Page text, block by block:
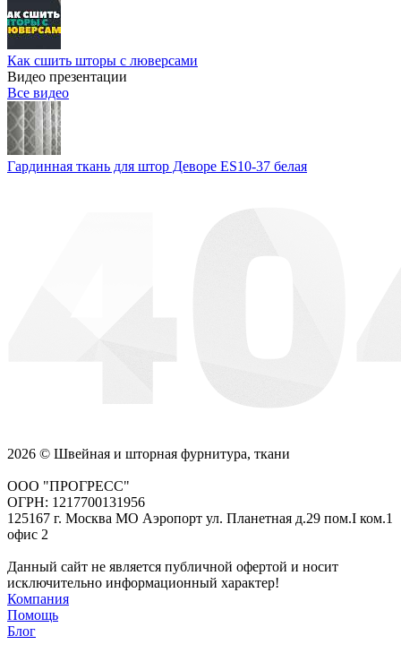
Как сшить шторы с люверсами
Видео презентации
Все видео
Гардинная ткань для штор Деворе ES10-37 белая
2026 © Швейная и шторная фурнитура, ткани
ООО "ПРОГРЕСС"
ОГРН: 1217700131956
125167 г. Москва МО Аэропорт ул. Планетная д.29 пом.I ком.1
офис 2
Данный сайт не является публичной офертой и носит
исключительно информационный характер!
Компания
Помощь
Блог